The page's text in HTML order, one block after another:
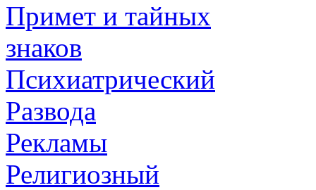
Примет и тайных
знаков
Психиатрический
Развода
Рекламы
Религиозный